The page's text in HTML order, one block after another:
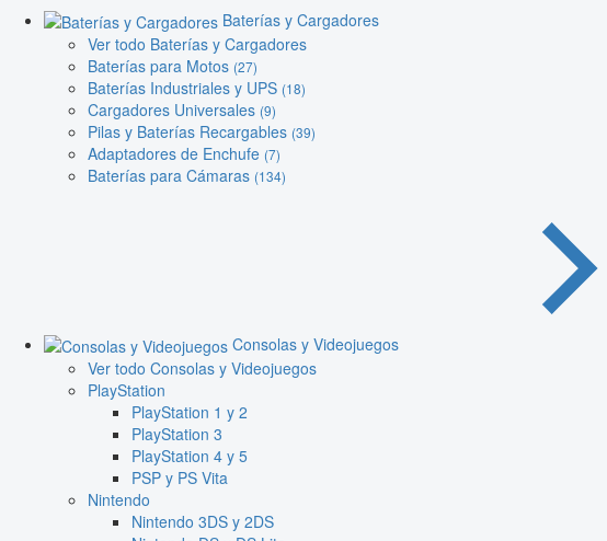
Baterías y Cargadores
Ver todo Baterías y Cargadores
Baterías para Motos (27)
Baterías Industriales y UPS (18)
Cargadores Universales (9)
Pilas y Baterías Recargables (39)
Adaptadores de Enchufe (7)
Baterías para Cámaras (134)
Consolas y Videojuegos
Ver todo Consolas y Videojuegos
PlayStation
PlayStation 1 y 2
PlayStation 3
PlayStation 4 y 5
PSP y PS Vita
Nintendo
Nintendo 3DS y 2DS